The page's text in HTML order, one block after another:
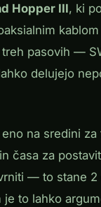
Hopper III, ki
pasovih —
delujejo
na sredini za
časa za
— to stane
to lahko